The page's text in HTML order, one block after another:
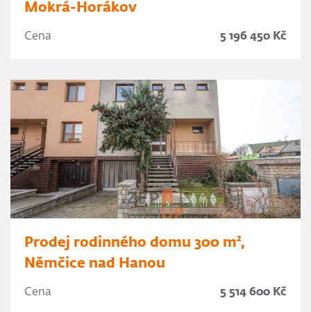
Mokrá-Horákov
Cena 5 196 450 Kč
Prodej rodinného domu 300 m²,
Němčice nad Hanou
Cena 5 514 600 Kč